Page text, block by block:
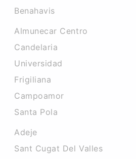
Benahavis
Almunecar Centro
Candelaria
Universidad
Frigiliana
Campoamor
Santa Pola
Adeje
Sant Cugat Del Valles